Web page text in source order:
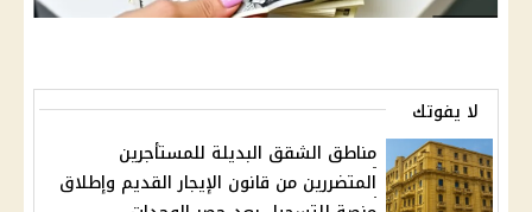
لا يفوتك
مناطق الشقق البديلة للمستأجرين
المتضررين من قانون الإيجار القديم وإطلاق